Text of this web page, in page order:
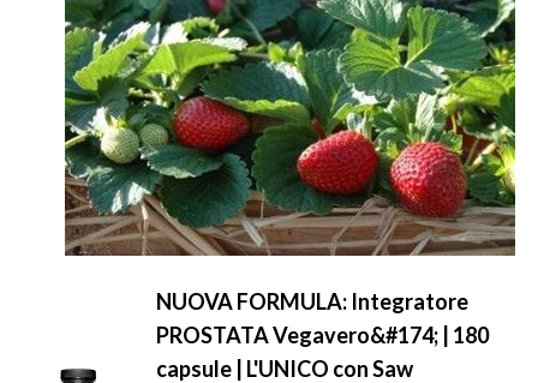
NUOVA FORMULA: Integratore
PROSTATA Vegavero&#174; | 180
capsule | L'UNICO con Saw